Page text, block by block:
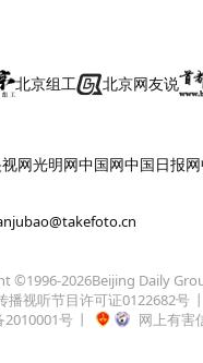
北京组工 北京网友说
网光明网中国网中国日报网
©1996-2026Beijing Daily
播视听节目许可证0122682号
2010001号 网上有害